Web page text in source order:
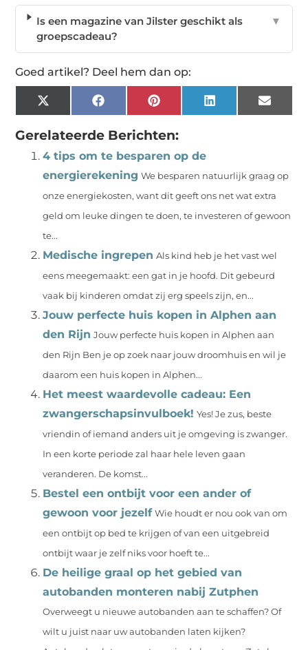
Is een magazine van Jilster geschikt als
groepscadeau?
▼
Goed artikel? Deel hem dan op:
X
(Twitter)
FacebookPinterest LinkedIn Email
Gerelateerde Berichten:
4 tips om te besparen op de
energierekening We besparen natuurlijk graag op
onze energiekosten, want dit geeft ons net wat extra
geld om leuke dingen te doen, te investeren of gewoon
te...
Medische ingrepen Als kind heb je het vast wel
eens meegemaakt: een gat in je hoofd. Dit gebeurd
vaak bij kinderen omdat zij erg speels zijn, en...
Jouw perfecte huis kopen in Alphen aan
den Rijn Jouw perfecte huis kopen in Alphen aan
den Rijn Ben je op zoek naar jouw droomhuis en wil je
daarom een huis kopen in Alphen...
Het meest waardevolle cadeau: Een
zwangerschapsinvulboek! Yes! Je zus, beste
vriendin of iemand anders uit je omgeving is zwanger.
In een korte periode zal haar hele leven gaan
veranderen. De komst...
Bestel een ontbijt voor een ander of
gewoon voor jezelf Wie houdt er nou ook van om
een ontbijt op bed te krijgen of van een uitgebreid
ontbijt waar je zelf niks voor hoeft te...
De heilige graal op het gebied van
autobanden monteren nabij Zutphen
Overweegt u nieuwe autobanden aan te schaffen? Of
wilt u juist naar uw autobanden laten kijken?